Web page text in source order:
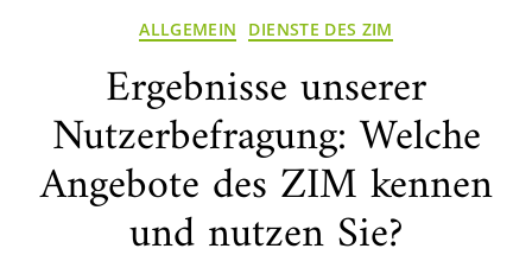
Kategorien
ALLGEMEIN DIENSTE DES ZIM
Ergebnisse unserer
Nutzerbefragung: Welche
Angebote des ZIM kennen
und nutzen Sie?